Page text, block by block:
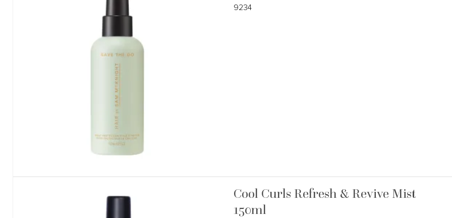
9234
Cool Curls Refresh & Revive Mist
150ml